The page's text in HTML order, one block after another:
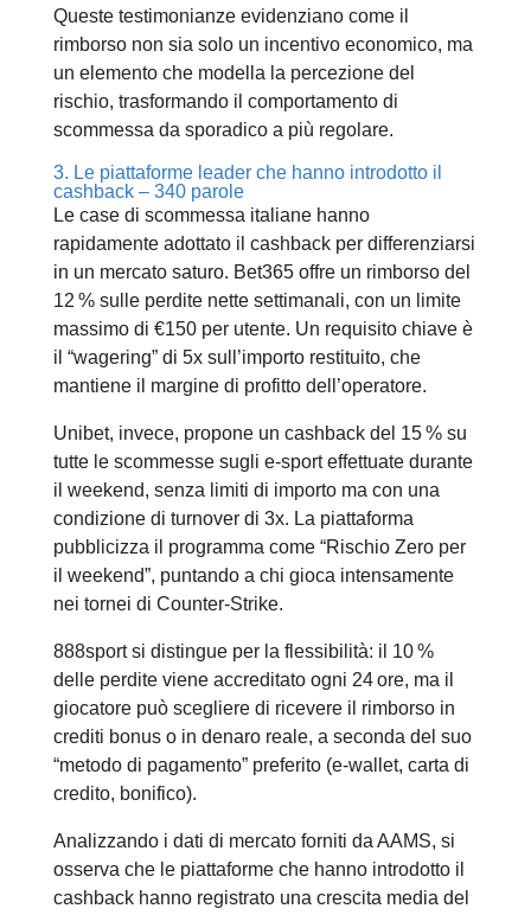
Queste testimonianze evidenziano come il
rimborso non sia solo un incentivo economico, ma
un elemento che modella la percezione del
rischio, trasformando il comportamento di
scommessa da sporadico a più regolare.
3. Le piattaforme leader che hanno introdotto il
cashback – 340 parole
Le case di scommessa italiane hanno
rapidamente adottato il cashback per differenziarsi
in un mercato saturo. Bet365 offre un rimborso del
12 % sulle perdite nette settimanali, con un limite
massimo di €150 per utente. Un requisito chiave è
il “wagering” di 5x sull’importo restituito, che
mantiene il margine di profitto dell’operatore.
Unibet, invece, propone un cashback del 15 % su
tutte le scommesse sugli e‑sport effettuate durante
il weekend, senza limiti di importo ma con una
condizione di turnover di 3x. La piattaforma
pubblicizza il programma come “Rischio Zero per
il weekend”, puntando a chi gioca intensamente
nei tornei di Counter‑Strike.
888sport si distingue per la flessibilità: il 10 %
delle perdite viene accreditato ogni 24 ore, ma il
giocatore può scegliere di ricevere il rimborso in
crediti bonus o in denaro reale, a seconda del suo
“metodo di pagamento” preferito (e‑wallet, carta di
credito, bonifico).
Analizzando i dati di mercato forniti da AAMS, si
osserva che le piattaforme che hanno introdotto il
cashback hanno registrato una crescita media del